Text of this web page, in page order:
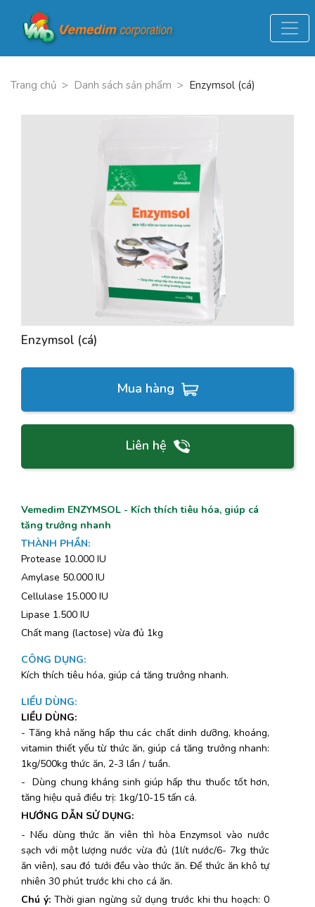
Trang chủ > Danh sách sản phẩm > Enzymsol (cá)
Enzymsol (cá)
Mua hàng
Liên hệ
Vemedim ENZYMSOL - Kích thích tiêu hóa, giúp cá
tăng trưởng nhanh
THÀNH PHẦN:
Protease 10.000 IU
Amylase 50.000 IU
Cellulase 15.000 IU
Lipase 1.500 IU
Chất mang (lactose) vừa đủ 1kg
CÔNG DỤNG:
Kích thích tiêu hóa, giúp cá tăng trưởng nhanh.
LIỀU DÙNG:
LIỀU DÙNG:
- Tăng khả năng hấp thu các chất dinh dưỡng, khoáng,
vitamin thiết yếu từ thức ăn, giúp cá tăng trưởng nhanh:
1kg/500kg thức ăn, 2-3 lần / tuần.
- Dùng chung kháng sinh giúp hấp thu thuốc tốt hơn,
tăng hiệu quả điều trị: 1kg/10-15 tấn cá.
HƯỚNG DẪN SỬ DỤNG:
- Nếu dùng thức ăn viên thì hòa Enzymsol vào nước
sạch với một lượng nước vừa đủ (1lít nước/6- 7kg thức
ăn viên), sau đó tưới đều vào thức ăn. Để thức ăn khô tự
nhiên 30 phút trước khi cho cá ăn.
Chú ý:Thời gian ngừng sử dụng trước khi thu hoạch: 0